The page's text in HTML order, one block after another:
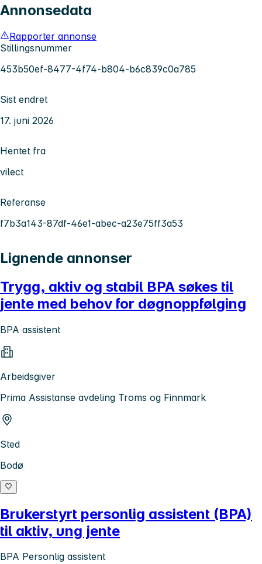
Annonsedata
Rapporter annonse
Stillingsnummer
453b50ef-8477-4f74-b804-b6c839c0a785
Sist endret
17. juni 2026
Hentet fra
vilect
Referanse
f7b3a143-87df-46e1-abec-a23e75ff3a53
Lignende annonser
Trygg, aktiv og stabil BPA søkes til
jente med behov for døgnoppfølging
BPA assistent
Arbeidsgiver
Prima Assistanse avdeling Troms og Finnmark
Sted
Bodø
Brukerstyrt personlig assistent (BPA)
til aktiv, ung jente
BPA Personlig assistent